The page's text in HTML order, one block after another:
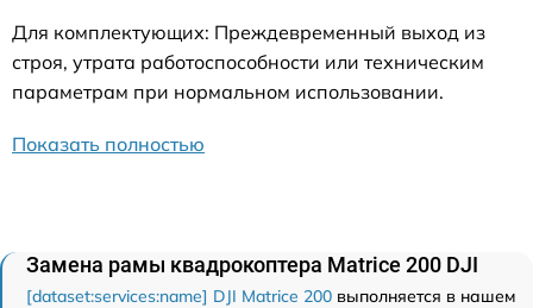
Для комплектующих: Преждевременный выход из
строя, утрата работоспособности или техническим
параметрам при нормальном использовании.
Показать полностью
Замена рамы квадрокоптера Matrice 200 DJI
[dataset:services:name] DJI Matrice 200 выполняется в нашем